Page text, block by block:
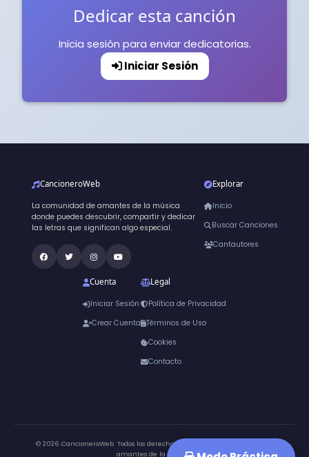
Dedicar esta canción
Inicia sesión para enviar dedicatorias.
Iniciar Sesión
CancioneroWeb
La comunidad de amantes de la música
donde puedes descubrir, compartir y dedicar
las letras que significan algo especial.
Explorar
Inicio
Buscar Canciones
Cantautores
Cuenta
Iniciar Sesión
Crear Cuenta
Legal
Política de Privacidad
Términos de Uso
Cookies
Contacto
© 2026 CancioneroWeb. Todos los derechos reservados.
amantes de la música